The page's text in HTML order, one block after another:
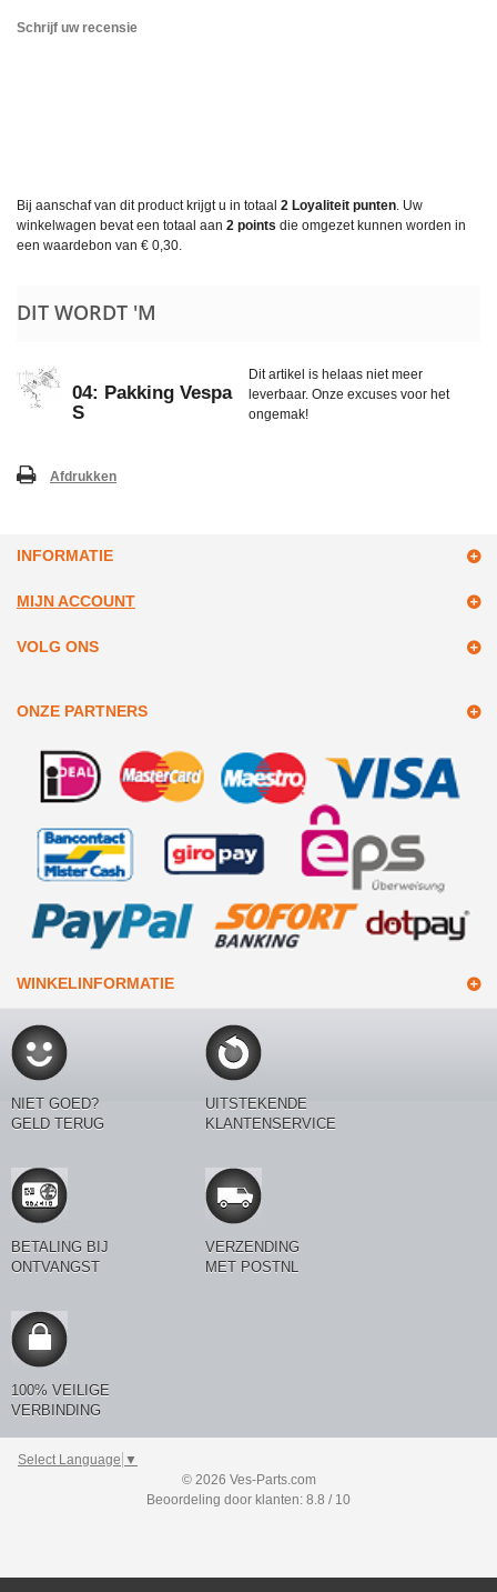
Schrijf uw recensie
Bij aanschaf van dit product krijgt u in totaal 2 Loyaliteit punten. Uw
winkelwagen bevat een totaal aan 2 points die omgezet kunnen worden in
een waardebon van € 0,30.
DIT WORDT 'M
04: Pakking Vespa
S
Dit artikel is helaas niet meer
leverbaar. Onze excuses voor het
ongemak!
Afdrukken
INFORMATIE
MIJN ACCOUNT
VOLG ONS
ONZE PARTNERS
WINKELINFORMATIE
NIET GOED?
GELD TERUG
UITSTEKENDE
KLANTENSERVICE
BETALING BIJ
ONTVANGST
VERZENDING
MET POSTNL
100% VEILIGE
VERBINDING
Select Language ▼
© 2026 Ves-Parts.com
Beoordeling door klanten: 8.8 / 10